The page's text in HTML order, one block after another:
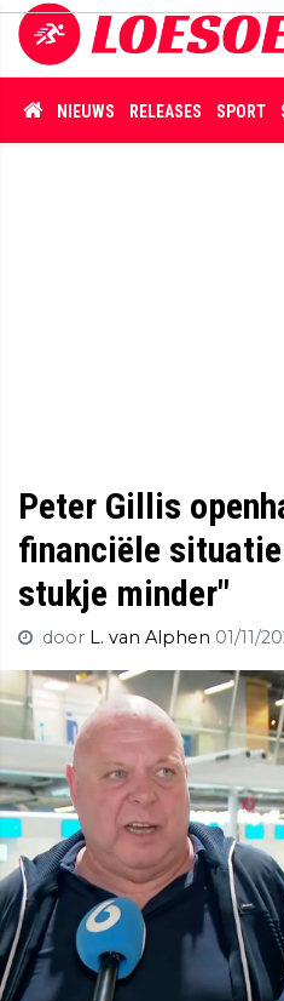
NIEUWS RELEASES SPORT
Peter Gillis
financiële
stukje minder"
door L. van Alphen 01/11/